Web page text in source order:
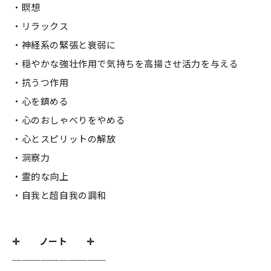
・瞑想
・リラックス
・神経系の緊張と衰弱に
・穏やかな強壮作用で気持ちを高揚させ活力を与える
・抗うつ作用
・心を鎮める
・心のおしゃべりをやめる
・心とスピリットの解放
・洞察力
・霊的な向上
・自我と超自我の調和
✛ ノート ✛
──────────